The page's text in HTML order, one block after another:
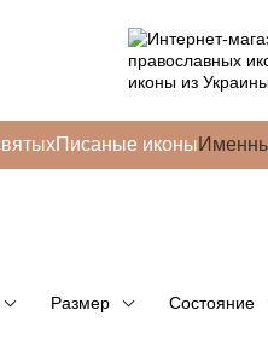
Писаные иконы
Размер Состояние